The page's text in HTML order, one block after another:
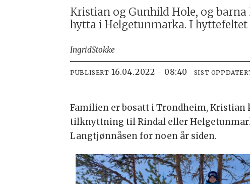
Kristian og Gunhild Hole, og
hytta i Helgetunmarka. I
IngridStokke
PUBLISERT 16.04.2022 - 08:40 SIST
Familien er bosatt i Trondheim, Kristian
tilknyttning til Rindal eller
Langtjønnåsen for noen år siden.